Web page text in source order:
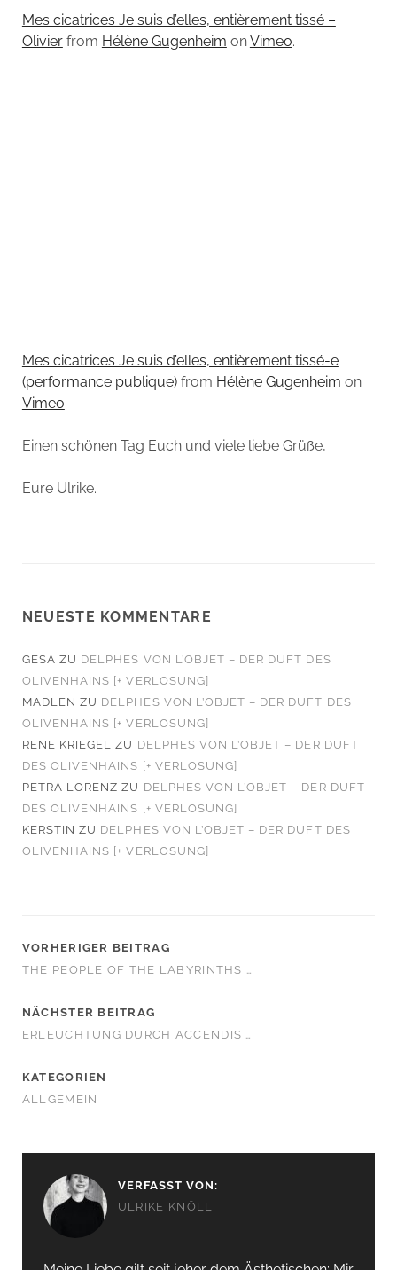
Mes cicatrices Je suis d’elles, entièrement tissé –
Olivierfrom Hélène Gugenheim onVimeo.
Mes cicatrices Je suis d’elles, entièrement tissé-e
(performance publique)from Hélène Gugenheim on
Vimeo.
Einen schönen Tag Euch und viele liebe Grüße,
Eure Ulrike.
NEUESTE KOMMENTARE
GESA ZU DELPHES VON L’OBJET – DER DUFT DES
OLIVENHAINS [+ VERLOSUNG]
MADLEN ZU DELPHES VON L’OBJET – DER DUFT DES
OLIVENHAINS [+ VERLOSUNG]
RENE KRIEGEL ZU DELPHES VON L’OBJET – DER DUFT
DES OLIVENHAINS [+ VERLOSUNG]
PETRA LORENZ ZU DELPHES VON L’OBJET – DER DUFT
DES OLIVENHAINS [+ VERLOSUNG]
KERSTIN ZU DELPHES VON L’OBJET – DER DUFT DES
OLIVENHAINS [+ VERLOSUNG]
VORHERIGER BEITRAG
THE PEOPLE OF THE LABYRINTHS …
NÄCHSTER BEITRAG
ERLEUCHTUNG DURCH ACCENDIS …
KATEGORIEN
ALLGEMEIN
VERFASST VON:
ULRIKE KNÖLL